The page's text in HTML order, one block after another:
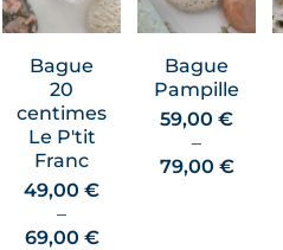
Bague
20
centimes
Le P'tit
Franc
49,00€
–
69,00 €Plage
Bague
Pampille
59,00€
–
79,00 €Plage